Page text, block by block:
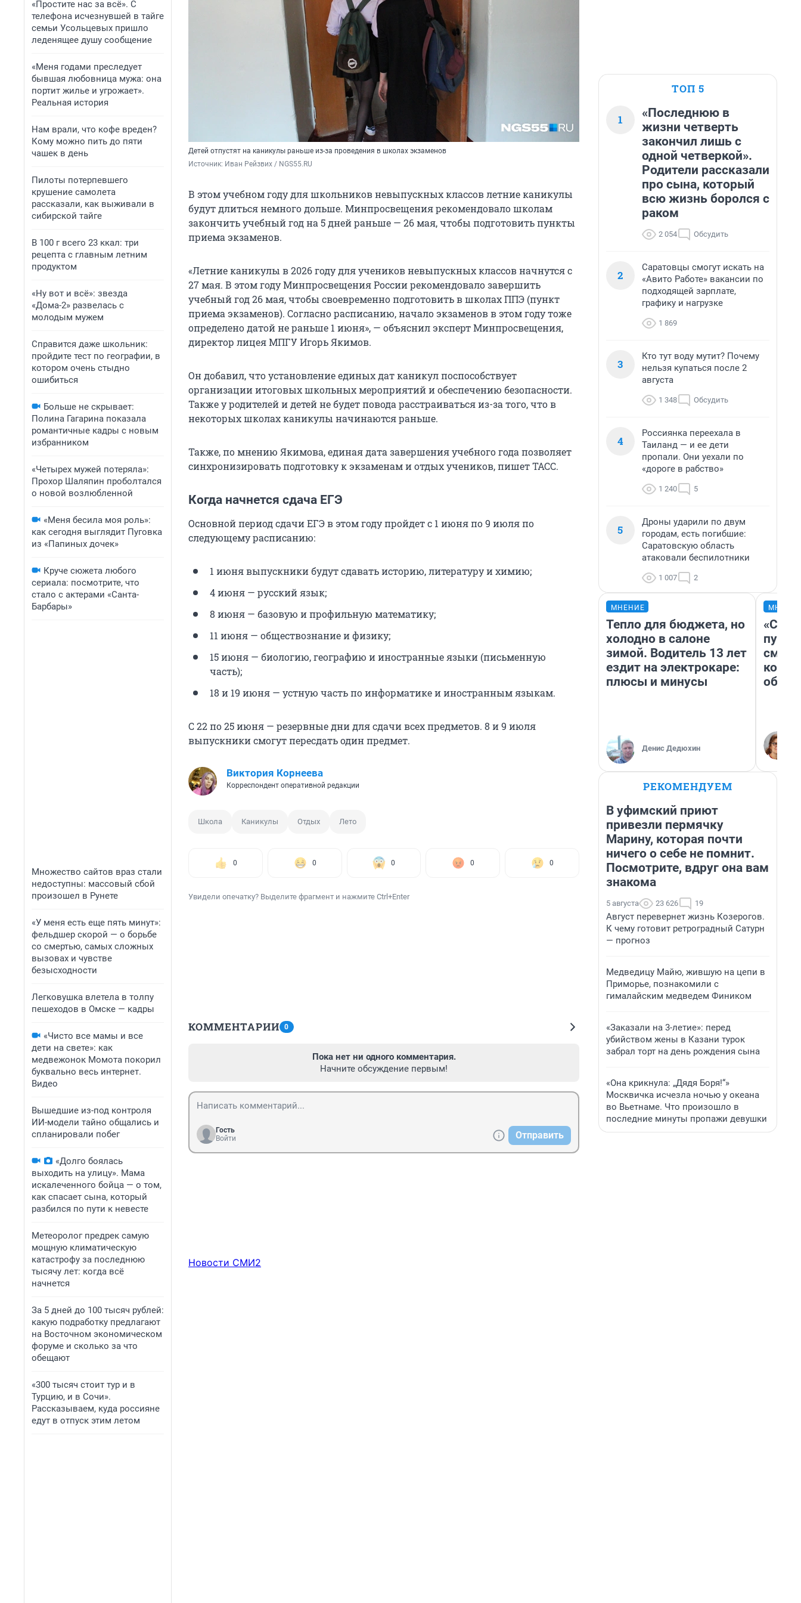
«Простите нас за всё». С
телефона исчезнувшей в тайге
семьи Усольцевых пришло
леденящее душу сообщение
«Меня годами преследует
бывшая любовница мужа: она
портит жилье и угрожает».
Реальная история
Нам врали, что кофе вреден?
Кому можно пить до пяти
чашек в день
Пилоты потерпевшего
крушение самолета
рассказали, как выживали в
сибирской тайге
В 100 г всего 23 ккал: три
рецепта с главным летним
продуктом
«Ну вот и всё»: звезда
«Дома-2» развелась с
молодым мужем
Справится даже школьник:
пройдите тест по географии, в
котором очень стыдно
ошибиться
Больше не скрывает:
Полина Гагарина показала
романтичные кадры с новым
избранником
«Четырех мужей потеряла»:
Прохор Шаляпин проболтался
о новой возлюбленной
«Меня бесила моя роль»:
как сегодня выглядит Пуговка
из «Папиных дочек»
Круче сюжета любого
сериала: посмотрите, что
стало с актерами «Санта-
Барбары»
Множество сайтов враз стали
недоступны: массовый сбой
произошел в Рунете
«У меня есть еще пять минут»:
фельдшер скорой — о борьбе
со смертью, самых сложных
вызовах и чувстве
безысходности
Легковушка влетела в толпу
пешеходов в Омске — кадры
«Чисто все мамы и все
дети на свете»: как
медвежонок Момота покорил
буквально весь интернет.
Видео
Вышедшие из-под контроля
ИИ-модели тайно общались и
спланировали побег
«Долго боялась
выходить на улицу». Мама
искалеченного бойца — о том,
как спасает сына, который
разбился по пути к невесте
Метеоролог предрек самую
мощную климатическую
катастрофу за последнюю
тысячу лет: когда всё
начнется
За 5 дней до 100 тысяч рублей:
какую подработку предлагают
на Восточном экономическом
форуме и сколько за что
обещают
«300 тысяч стоит тур и в
Турцию, и в Сочи».
Рассказываем, куда россияне
едут в отпуск этим летом
Детей отпустят на каникулы раньше из-за проведения в школах экзаменов
Источник: Иван Рейзвих / NGS55.RU
В этом учебном году для школьников невыпускных классов летние каникулы
будут длиться немного дольше. Минпросвещения рекомендовало школам
закончить учебный год на 5 дней раньше — 26 мая, чтобы подготовить пункты
приема экзаменов.
«Летние каникулы в 2026 году для учеников невыпускных классов начнутся с
27 мая. В этом году Минпросвещения России рекомендовало завершить
учебный год 26 мая, чтобы своевременно подготовить в школах ППЭ (пункт
приема экзаменов). Согласно расписанию, начало экзаменов в этом году тоже
определено датой не раньше 1 июня», — объяснил эксперт Минпросвещения,
директор лицея МПГУ Игорь Якимов.
Он добавил, что установление единых дат каникул поспособствует
организации итоговых школьных мероприятий и обеспечению безопасности.
Также у родителей и детей не будет повода расстраиваться из-за того, что в
некоторых школах каникулы начинаются раньше.
Также, по мнению Якимова, единая дата завершения учебного года позволяет
синхронизировать подготовку к экзаменам и отдых учеников, пишет ТАСС.
Когда начнется сдача ЕГЭ
Основной период сдачи ЕГЭ в этом году пройдет с 1 июня по 9 июля по
следующему расписанию:
1 июня выпускники будут сдавать историю, литературу и химию;
4 июня — русский язык;
8 июня — базовую и профильную математику;
11 июня — обществознание и физику;
15 июня — биологию, географию и иностранные языки (письменную
часть);
18 и 19 июня — устную часть по информатике и иностранным языкам.
С 22 по 25 июня — резервные дни для сдачи всех предметов. 8 и 9 июля
выпускники смогут пересдать один предмет.
Виктория Корнеева
Корреспондент оперативной редакции
Школа Каникулы Отдых Лето
0 0 0 0 0
Увидели опечатку? Выделите фрагмент и нажмите Ctrl+Enter
КОММЕНТАРИИ 0
Пока нет ни одного комментария.
Начните обсуждение первым!
Гость
Войти
Отправить
Новости СМИ2
ТОП 5
1
«Последнюю в
жизни четверть
закончил лишь с
одной четверкой».
Родители рассказали
про сына, который
всю жизнь боролся с
раком
2 054 Обсудить
2
Саратовцы смогут искать на
«Авито Работе» вакансии по
подходящей зарплате,
графику и нагрузке
1 869
3
Кто тут воду мутит? Почему
нельзя купаться после 2
августа
1 348 Обсудить
4
Россиянка переехала в
Таиланд — и ее дети
пропали. Они уехали по
«дороге в рабство»
1 240 5
5
Дроны ударили по двум
городам, есть погибшие:
Саратовскую область
атаковали беспилотники
1 007 2
МНЕНИЕ
Тепло для бюджета, но
холодно в салоне
зимой. Водитель 13 лет
ездит на электрокаре:
плюсы и минусы
Денис Дедюхин
РЕКОМЕНДУЕМ
В уфимский приют
привезли пермячку
Марину, которая почти
ничего о себе не помнит.
Посмотрите, вдруг она вам
знакома
5 августа 23 626 19
Август перевернет жизнь Козерогов.
К чему готовит ретроградный Сатурн
— прогноз
Медведицу Майю, жившую на цепи в
Приморье, познакомили с
гималайским медведем Фиником
«Заказали на 3-летие»: перед
убийством жены в Казани турок
забрал торт на день рождения сына
«Она крикнула: „Дядя Боря!“»
Москвичка исчезла ночью у океана
во Вьетнаме. Что произошло в
последние минуты пропажи девушки